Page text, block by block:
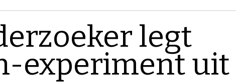
legt
experiment uit